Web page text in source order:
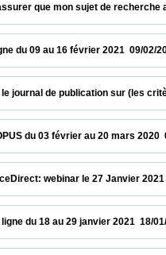
que mon sujet de
ligne du 09 au 16 février
le journal de publication sur
du 03 février au 20
webinar le 27
en ligne du 18 au 29 janvier